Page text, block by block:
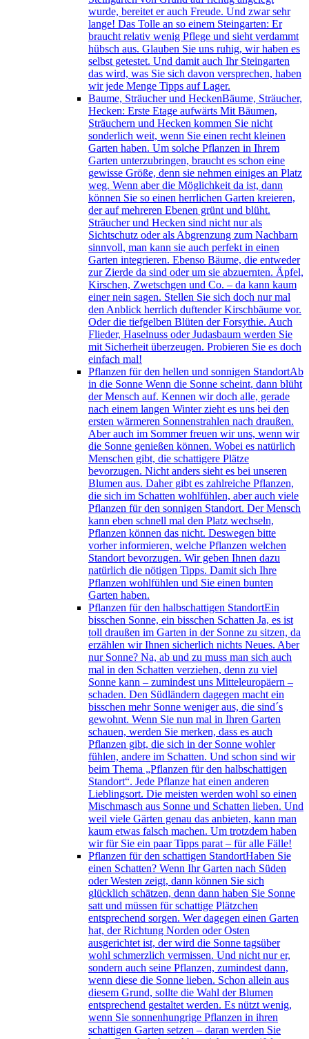
wurde, bereitet er auch Freude. Und zwar sehr
lange! Das Tolle an so einem Steingarten: Er
braucht relativ wenig Pflege und sieht verdammt
hübsch aus. Glauben Sie uns ruhig, wir haben es
selbst getestet. Und damit auch Ihr Steingarten
das wird, was Sie sich davon versprechen, haben
wir jede Menge Tipps auf Lager.
Baume, Sträucher und HeckenBäume, Sträucher,
Hecken: Erste Etage aufwärts Mit Bäumen,
Sträuchern und Hecken kommen Sie nicht
sonderlich weit, wenn Sie einen recht kleinen
Garten haben. Um solche Pflanzen in Ihrem
Garten unterzubringen, braucht es schon eine
gewisse Größe, denn sie nehmen einiges an Platz
weg. Wenn aber die Möglichkeit da ist, dann
können Sie so einen herrlichen Garten kreieren,
der auf mehreren Ebenen grünt und blüht.
Sträucher und Hecken sind nicht nur als
Sichtschutz oder als Abgrenzung zum Nachbarn
sinnvoll, man kann sie auch perfekt in einen
Garten integrieren. Ebenso Bäume, die entweder
zur Zierde da sind oder um sie abzuernten. Äpfel,
Kirschen, Zwetschgen und Co. – da kann kaum
einer nein sagen. Stellen Sie sich doch nur mal
den Anblick herrlich duftender Kirschbäume vor.
Oder die tiefgelben Blüten der Forsythie. Auch
Flieder, Haselnuss oder Judasbaum werden Sie
mit Sicherheit überzeugen. Probieren Sie es doch
einfach mal!
Pflanzen für den hellen und sonnigen StandortAb
in die Sonne Wenn die Sonne scheint, dann blüht
der Mensch auf. Kennen wir doch alle, gerade
nach einem langen Winter zieht es uns bei den
ersten wärmeren Sonnenstrahlen nach draußen.
Aber auch im Sommer freuen wir uns, wenn wir
die Sonne genießen können. Wobei es natürlich
Menschen gibt, die schattigere Plätze
bevorzugen. Nicht anders sieht es bei unseren
Blumen aus. Daher gibt es zahlreiche Pflanzen,
die sich im Schatten wohlfühlen, aber auch viele
Pflanzen für den sonnigen Standort. Der Mensch
kann eben schnell mal den Platz wechseln,
Pflanzen können das nicht. Deswegen bitte
vorher informieren, welche Pflanzen welchen
Standort bevorzugen. Wir geben Ihnen dazu
natürlich die nötigen Tipps. Damit sich Ihre
Pflanzen wohlfühlen und Sie einen bunten
Garten haben.
Pflanzen für den halbschattigen StandortEin
bisschen Sonne, ein bisschen Schatten Ja, es ist
toll draußen im Garten in der Sonne zu sitzen, da
erzählen wir Ihnen sicherlich nichts Neues. Aber
nur Sonne? Na, ab und zu muss man sich auch
mal in den Schatten verziehen, denn zu viel
Sonne kann – zumindest uns Mitteleuropäern –
schaden. Den Südländern dagegen macht ein
bisschen mehr Sonne weniger aus, die sind´s
gewohnt. Wenn Sie nun mal in Ihren Garten
schauen, werden Sie merken, dass es auch
Pflanzen gibt, die sich in der Sonne wohler
fühlen, andere im Schatten. Und schon sind wir
beim Thema „Pflanzen für den halbschattigen
Standort“. Jede Pflanze hat einen anderen
Lieblingsort. Die meisten werden wohl so einen
Mischmasch aus Sonne und Schatten lieben. Und
weil viele Gärten genau das anbieten, kann man
kaum etwas falsch machen. Um trotzdem haben
wir für Sie ein paar Tipps parat – für alle Fälle!
Pflanzen für den schattigen StandortHaben Sie
einen Schatten? Wenn Ihr Garten nach Süden
oder Westen zeigt, dann können Sie sich
glücklich schätzen, denn dann haben Sie Sonne
satt und müssen für schattige Plätzchen
entsprechend sorgen. Wer dagegen einen Garten
hat, der Richtung Norden oder Osten
ausgerichtet ist, der wird die Sonne tagsüber
wohl schmerzlich vermissen. Und nicht nur er,
sondern auch seine Pflanzen, zumindest dann,
wenn diese die Sonne lieben. Schon allein aus
diesem Grund, sollte die Wahl der Blumen
entsprechend gestaltet werden. Es nützt wenig,
wenn Sie sonnenhungrige Pflanzen in ihren
schattigen Garten setzen – daran werden Sie